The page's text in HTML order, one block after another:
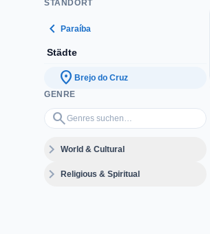
STANDORT
chevron_left Paraíba
Städte
location_on Brejo do Cruz
GENRE
search
Genres suchen…
expand_moreWorld & Cultural
expand_moreReligious & Spiritual